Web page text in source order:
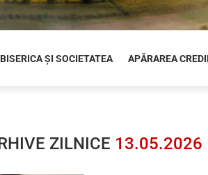
BISERICA ȘI SOCIETATEA APĂRAREA
ZILNICE 13.05.2026